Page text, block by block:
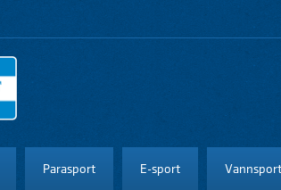
Parasport E-sport Vannsport